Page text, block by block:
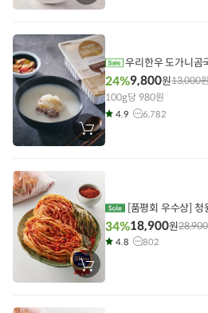
바
에
담
기
장
바
담
기
우리한우 도가니곰
24%9,800원13,000
100g당 980원
4.9 6,782
장
바
[품평회 우수상]
34%18,900원28,900
4.8 802